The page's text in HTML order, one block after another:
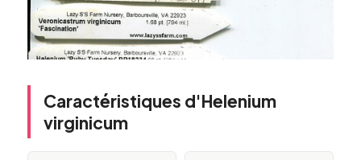
Caractéristiques d'Helenium
virginicum